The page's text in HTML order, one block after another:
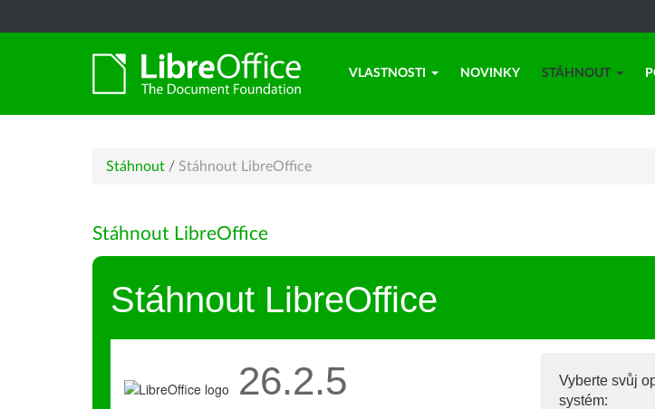
VLASTNOSTI NOVINKY STÁHNOUT
Stáhnout / Stáhnout LibreOffice
Stáhnout LibreOffice
Stáhnout LibreOffice
Vyberte svůj
systém:
26.2.5